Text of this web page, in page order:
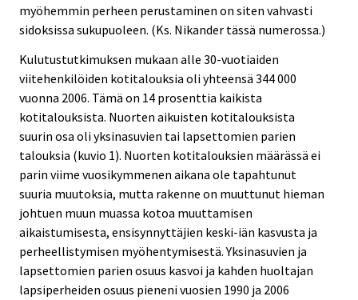
myöhemmin perheen perustaminen on siten vahvasti
sidoksissa sukupuoleen. (Ks. Nikander tässä numerossa.)
Kulutustutkimuksen mukaan alle 30-vuotiaiden
viitehenkilöiden kotitalouksia oli yhteensä 344 000
vuonna 2006. Tämä on 14 prosenttia kaikista
kotitalouksista. Nuorten aikuisten kotitalouksista
suurin osa oli yksinasuvien tai lapsettomien parien
talouksia (kuvio 1). Nuorten kotitalouksien määrässä ei
parin viime vuosikymmenen aikana ole tapahtunut
suuria muutoksia, mutta rakenne on muuttunut hieman
johtuen muun muassa kotoa muuttamisen
aikaistumisesta, ensisynnyttäjien keski-iän kasvusta ja
perheellistymisen myöhentymisestä. Yksinasuvien ja
lapsettomien parien osuus kasvoi ja kahden huoltajan
lapsiperheiden osuus pieneni vuosien 1990 ja 2006